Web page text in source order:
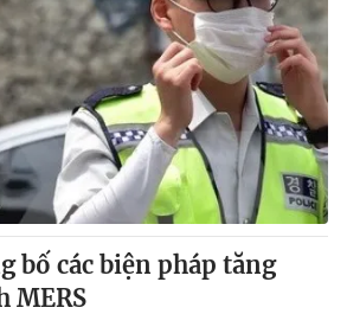
hình thức nếu không có sự chấp
rõ nguồn VTV.vn khi phát hành lại
bố các biện pháp tăng
MERS